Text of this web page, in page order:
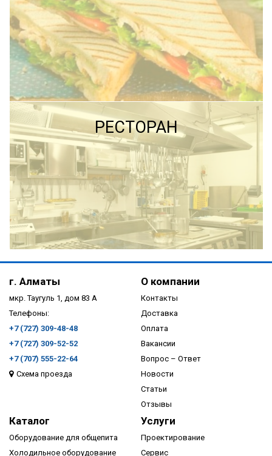
ПОДРОБНЕЕ ПОДРОБНЕЕ
ПОДРОБНЕЕ
РЕСТОРАН
ПОДРОБНЕЕ
г. Алматы
мкр. Таугуль 1, дом 83 А
Телефоны:
+7 (727) 309-48-48
+7 (727) 309-52-52
+7 (707) 555-22-64
Схема проезда
О компании
Контакты
Доставка
Оплата
Вакансии
Вопрос – Ответ
Новости
Статьи
Отзывы
Каталог
Оборудование для общепита
Холодильное оборудование
Услуги
Проектирование
Сервис